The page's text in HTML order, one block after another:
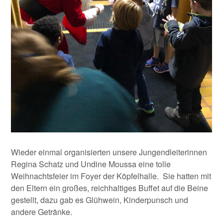
Wieder einmal organisierten unsere Jungendleiterinnen
Regina Schatz und Undine Moussa eine tolle
Weihnachtsfeier im Foyer der Köpfelhalle. Sie hatten mit
den Eltern ein großes, reichhaltiges Buffet auf die Beine
gestellt, dazu gab es Glühwein, Kinderpunsch und
andere Getränke.